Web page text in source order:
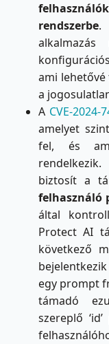
rendszerbe.
ami
a
A CVE-2024-
amelyet
fel, és
biztosít a
felhasználó
által
Protect AI
következő
egy prompt
támadó
szereplő